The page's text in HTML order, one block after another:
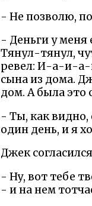
- Не позволю,
- Деньги у меня
Тянул-тянул,
ревел: И-а-и-а-
сына из дома.
дом. А была это
- Ты, как
один день, и я
Джек
- Ну, вот тебе
- и на нем